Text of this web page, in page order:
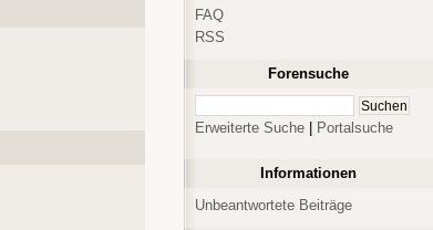
FAQ
RSS
Forensuche
Erweiterte Suche Portalsuche
Informationen
Unbeantwortete Beiträge